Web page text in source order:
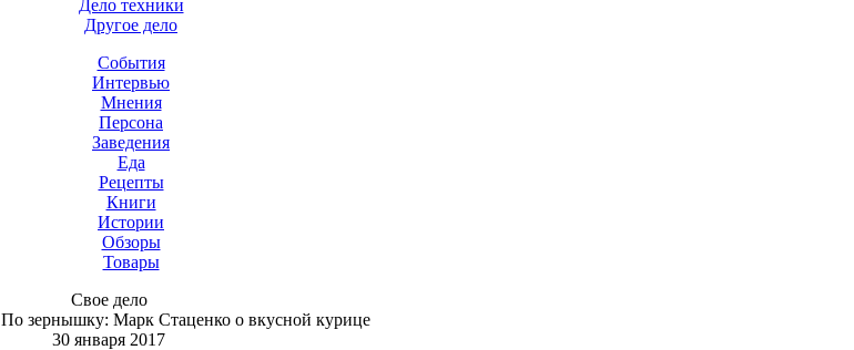
Дело техники
Другое дело
События
Интервью
Мнения
Персона
Заведения
Еда
Рецепты
Книги
Истории
Обзоры
Товары
Свое дело
По зернышку: Марк Стаценко о вкусной курице
30 января 2017